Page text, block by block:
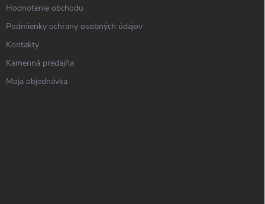
Hodnotenie obchodu
Podmienky ochrany osobných údajov
Kontakty
Kamenná predajňa
Moja objednávka